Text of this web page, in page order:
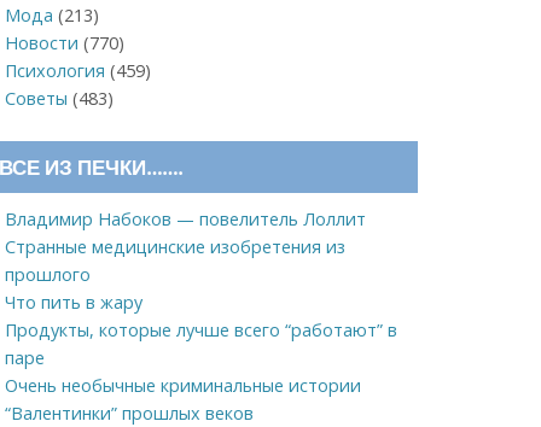
Мода (213)
Новости (770)
Психология (459)
Советы (483)
ВСЕ ИЗ ПЕЧКИ…….
Владимир Набоков — повелитель Лоллит
Странные медицинские изобретения из
прошлого
Что пить в жару
Продукты, которые лучше всего “работают” в
паре
Очень необычные криминальные истории
“Валентинки” прошлых веков